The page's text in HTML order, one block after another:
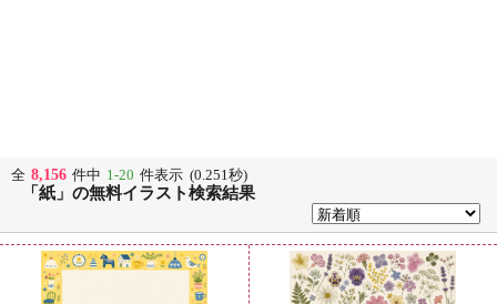
全 8,156 件中 1-20 件表示 (0.251秒)
「紙」の無料イラスト検索結果